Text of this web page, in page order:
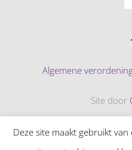
Algemene
Site door
© 2026
Deze site maakt gebruikt